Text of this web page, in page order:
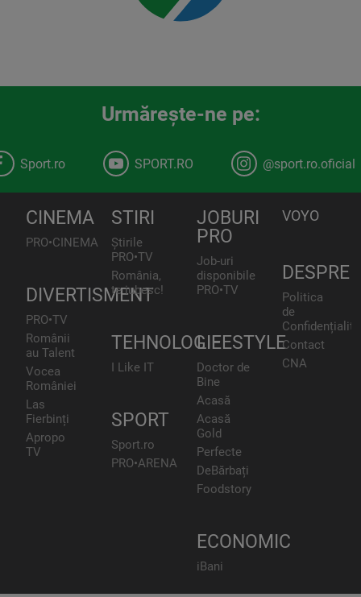
Urmăreşte-ne pe:
Sport.ro SPORT.RO @sport.ro.oficial
CINEMA
PRO•CINEMA
DIVERTISMENT
PRO•TV
Românii
au Talent
Vocea
României
Las
Fierbinți
Apropo
TV
STIRI
Știrile
PRO•TV
România,
te iubesc!
TEHNOLOGIE
I Like IT
SPORT
Sport.ro
PRO•ARENA
JOBURI
PRO
Job-uri
disponibile
PRO•TV
LIFESTYLE
Doctor de
Bine
Acasă
Acasă
Gold
Perfecte
DeBărbați
Foodstory
ECONOMIC
iBani
VOYO
DESPRE
Politica
de
Contact
CNA